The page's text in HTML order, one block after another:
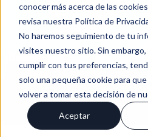
conocer más acerca de las
revisa nuestra Política de
No haremos seguimiento de tu
visites nuestro sitio. Sin
cumplir con tus preferencias,
solo una pequeña cookie para
volver a tomar esta decisión de
Aceptar
La
comunicación
leads
May 06, 2024